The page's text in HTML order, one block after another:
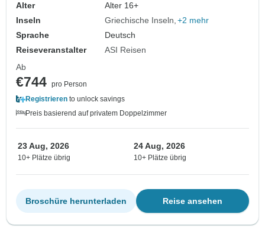
Alter
Alter 16+
Inseln
Griechische Inseln +2 mehr
Sprache
Deutsch
Reiseveranstalter
ASI Reisen
Ab
€744 pro Person
Registrieren to unlock savings
Preis basierend auf privatem Doppelzimmer
23 Aug, 2026
10+ Plätze übrig
24 Aug, 2026
10+ Plätze übrig
Reise ansehen
Broschüre herunterladen